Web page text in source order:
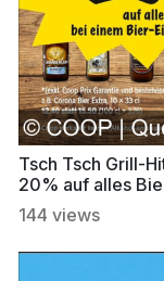
Tsch Tsch Grill-
20% auf alles
144 views